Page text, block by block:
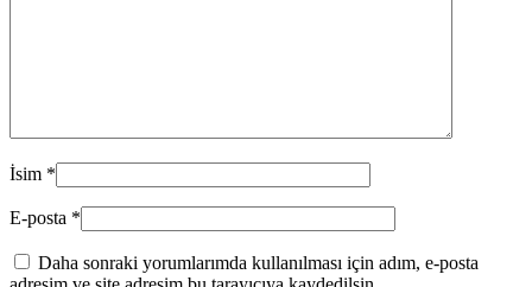
İsim *
E-posta *
Daha sonraki yorumlarımda kullanılması için adım, e-posta